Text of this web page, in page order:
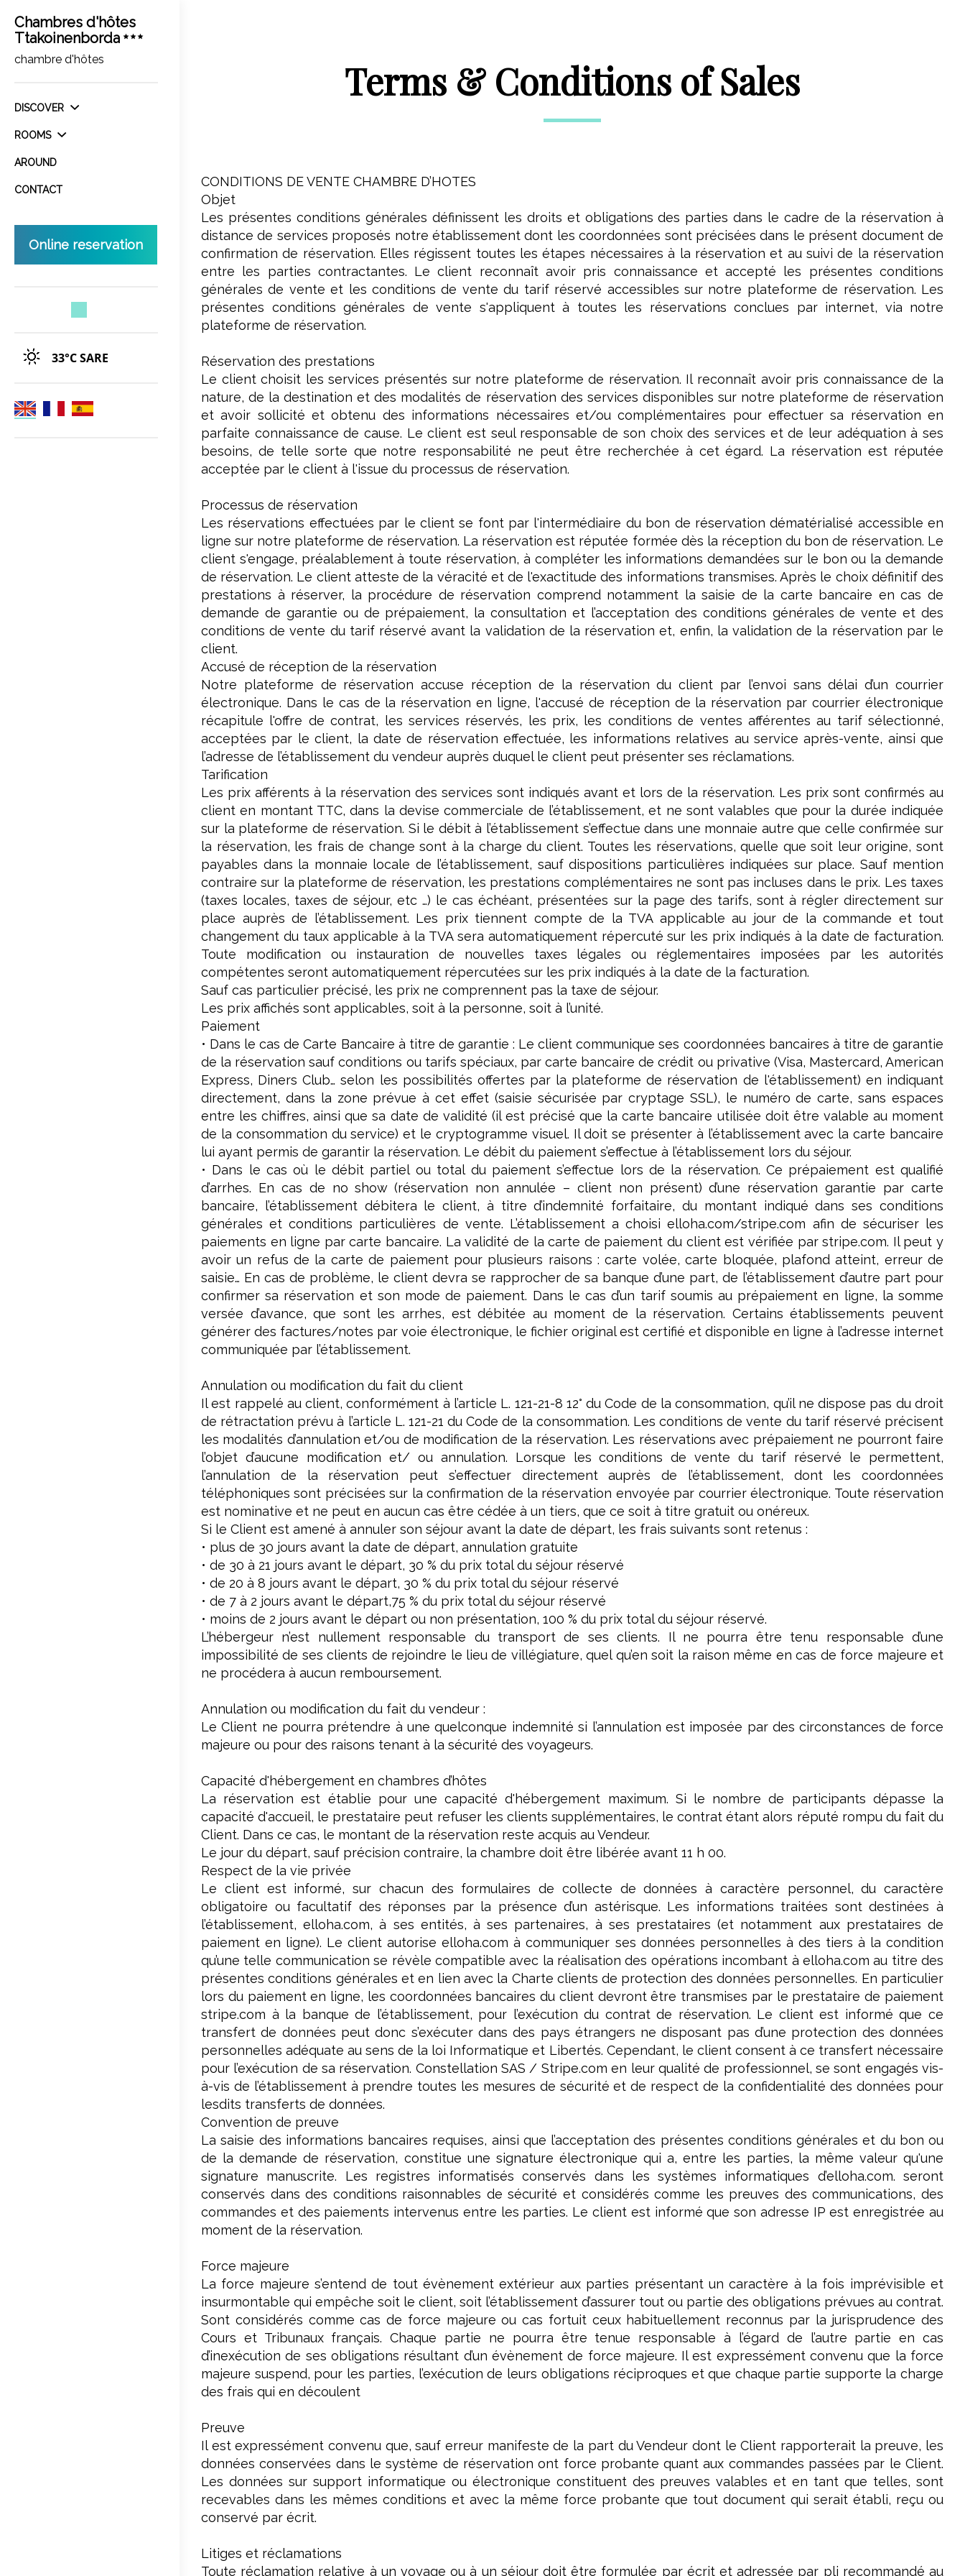
Chambres d'hôtes
Ttakoinenborda
chambre d'hôtes
DISCOVER
ROOMS
AROUND
CONTACT
Online reservation
33°CSARE
Terms & Conditions of Sales
CONDITIONS DE VENTE CHAMBRE D’HOTES
Objet
Les présentes conditions générales définissent les droits et obligations des parties dans le cadre de la réservation à
distance de services proposés notre établissement dont les coordonnées sont précisées dans le présent document de
confirmation de réservation. Elles régissent toutes les étapes nécessaires à la réservation et au suivi de la réservation
entre les parties contractantes. Le client reconnaît avoir pris connaissance et accepté les présentes conditions
générales de vente et les conditions de vente du tarif réservé accessibles sur notre plateforme de réservation. Les
présentes conditions générales de vente s'appliquent à toutes les réservations conclues par internet, via notre
plateforme de réservation.
Réservation des prestations
Le client choisit les services présentés sur notre plateforme de réservation. Il reconnaît avoir pris connaissance de la
nature, de la destination et des modalités de réservation des services disponibles sur notre plateforme de réservation
et avoir sollicité et obtenu des informations nécessaires et/ou complémentaires pour effectuer sa réservation en
parfaite connaissance de cause. Le client est seul responsable de son choix des services et de leur adéquation à ses
besoins, de telle sorte que notre responsabilité ne peut être recherchée à cet égard. La réservation est réputée
acceptée par le client à l'issue du processus de réservation.
Processus de réservation
Les réservations effectuées par le client se font par l'intermédiaire du bon de réservation dématérialisé accessible en
ligne sur notre plateforme de réservation. La réservation est réputée formée dès la réception du bon de réservation. Le
client s'engage, préalablement à toute réservation, à compléter les informations demandées sur le bon ou la demande
de réservation. Le client atteste de la véracité et de l'exactitude des informations transmises. Après le choix définitif des
prestations à réserver, la procédure de réservation comprend notamment la saisie de la carte bancaire en cas de
demande de garantie ou de prépaiement, la consultation et l’acceptation des conditions générales de vente et des
conditions de vente du tarif réservé avant la validation de la réservation et, enfin, la validation de la réservation par le
client.
Accusé de réception de la réservation
Notre plateforme de réservation accuse réception de la réservation du client par l’envoi sans délai d’un courrier
électronique. Dans le cas de la réservation en ligne, l'accusé de réception de la réservation par courrier électronique
récapitule l'offre de contrat, les services réservés, les prix, les conditions de ventes afférentes au tarif sélectionné,
acceptées par le client, la date de réservation effectuée, les informations relatives au service après-vente, ainsi que
l’adresse de l’établissement du vendeur auprès duquel le client peut présenter ses réclamations.
Tarification
Les prix afférents à la réservation des services sont indiqués avant et lors de la réservation. Les prix sont confirmés au
client en montant TTC, dans la devise commerciale de l’établissement, et ne sont valables que pour la durée indiquée
sur la plateforme de réservation. Si le débit à l’établissement s’effectue dans une monnaie autre que celle confirmée sur
la réservation, les frais de change sont à la charge du client. Toutes les réservations, quelle que soit leur origine, sont
payables dans la monnaie locale de l’établissement, sauf dispositions particulières indiquées sur place. Sauf mention
contraire sur la plateforme de réservation, les prestations complémentaires ne sont pas incluses dans le prix. Les taxes
(taxes locales, taxes de séjour, etc …) le cas échéant, présentées sur la page des tarifs, sont à régler directement sur
place auprès de l’établissement. Les prix tiennent compte de la TVA applicable au jour de la commande et tout
changement du taux applicable à la TVA sera automatiquement répercuté sur les prix indiqués à la date de facturation.
Toute modification ou instauration de nouvelles taxes légales ou réglementaires imposées par les autorités
compétentes seront automatiquement répercutées sur les prix indiqués à la date de la facturation.
Sauf cas particulier précisé, les prix ne comprennent pas la taxe de séjour.
Les prix affichés sont applicables, soit à la personne, soit à l’unité.
Paiement
• Dans le cas de Carte Bancaire à titre de garantie : Le client communique ses coordonnées bancaires à titre de garantie
de la réservation sauf conditions ou tarifs spéciaux, par carte bancaire de crédit ou privative (Visa, Mastercard, American
Express, Diners Club… selon les possibilités offertes par la plateforme de réservation de l'établissement) en indiquant
directement, dans la zone prévue à cet effet (saisie sécurisée par cryptage SSL), le numéro de carte, sans espaces
entre les chiffres, ainsi que sa date de validité (il est précisé que la carte bancaire utilisée doit être valable au moment
de la consommation du service) et le cryptogramme visuel. Il doit se présenter à l’établissement avec la carte bancaire
lui ayant permis de garantir la réservation. Le débit du paiement s’effectue à l’établissement lors du séjour.
• Dans le cas où le débit partiel ou total du paiement s’effectue lors de la réservation. Ce prépaiement est qualifié
d’arrhes. En cas de no show (réservation non annulée – client non présent) d’une réservation garantie par carte
bancaire, l’établissement débitera le client, à titre d’indemnité forfaitaire, du montant indiqué dans ses conditions
générales et conditions particulières de vente. L’établissement a choisi elloha.com/stripe.com afin de sécuriser les
paiements en ligne par carte bancaire. La validité de la carte de paiement du client est vérifiée par stripe.com. Il peut y
avoir un refus de la carte de paiement pour plusieurs raisons : carte volée, carte bloquée, plafond atteint, erreur de
saisie… En cas de problème, le client devra se rapprocher de sa banque d’une part, de l’établissement d’autre part pour
confirmer sa réservation et son mode de paiement. Dans le cas d’un tarif soumis au prépaiement en ligne, la somme
versée d’avance, que sont les arrhes, est débitée au moment de la réservation. Certains établissements peuvent
générer des factures/notes par voie électronique, le fichier original est certifié et disponible en ligne à l’adresse internet
communiquée par l’établissement.
Annulation ou modification du fait du client
Il est rappelé au client, conformément à l’article L. 121-21-8 12° du Code de la consommation, qu’il ne dispose pas du droit
de rétractation prévu à l’article L. 121-21 du Code de la consommation. Les conditions de vente du tarif réservé précisent
les modalités d’annulation et/ou de modification de la réservation. Les réservations avec prépaiement ne pourront faire
l’objet d’aucune modification et/ ou annulation. Lorsque les conditions de vente du tarif réservé le permettent,
l’annulation de la réservation peut s’effectuer directement auprès de l’établissement, dont les coordonnées
téléphoniques sont précisées sur la confirmation de la réservation envoyée par courrier électronique. Toute réservation
est nominative et ne peut en aucun cas être cédée à un tiers, que ce soit à titre gratuit ou onéreux.
Si le Client est amené à annuler son séjour avant la date de départ, les frais suivants sont retenus :
• plus de 30 jours avant la date de départ, annulation gratuite
• de 30 à 21 jours avant le départ, 30 % du prix total du séjour réservé
• de 20 à 8 jours avant le départ, 30 % du prix total du séjour réservé
• de 7 à 2 jours avant le départ,75 % du prix total du séjour réservé
• moins de 2 jours avant le départ ou non présentation, 100 % du prix total du séjour réservé.
L’hébergeur n’est nullement responsable du transport de ses clients. Il ne pourra être tenu responsable d’une
impossibilité de ses clients de rejoindre le lieu de villégiature, quel qu’en soit la raison même en cas de force majeure et
ne procédera à aucun remboursement.
Annulation ou modification du fait du vendeur :
Le Client ne pourra prétendre à une quelconque indemnité si l’annulation est imposée par des circonstances de force
majeure ou pour des raisons tenant à la sécurité des voyageurs.
Capacité d'hébergement en chambres d’hôtes
La réservation est établie pour une capacité d'hébergement maximum. Si le nombre de participants dépasse la
capacité d'accueil, le prestataire peut refuser les clients supplémentaires, le contrat étant alors réputé rompu du fait du
Client. Dans ce cas, le montant de la réservation reste acquis au Vendeur.
Le jour du départ, sauf précision contraire, la chambre doit être libérée avant 11 h 00.
Respect de la vie privée
Le client est informé, sur chacun des formulaires de collecte de données à caractère personnel, du caractère
obligatoire ou facultatif des réponses par la présence d’un astérisque. Les informations traitées sont destinées à
l’établissement, elloha.com, à ses entités, à ses partenaires, à ses prestataires (et notamment aux prestataires de
paiement en ligne). Le client autorise elloha.com à communiquer ses données personnelles à des tiers à la condition
qu’une telle communication se révèle compatible avec la réalisation des opérations incombant à elloha.com au titre des
présentes conditions générales et en lien avec la Charte clients de protection des données personnelles. En particulier
lors du paiement en ligne, les coordonnées bancaires du client devront être transmises par le prestataire de paiement
stripe.com à la banque de l’établissement, pour l’exécution du contrat de réservation. Le client est informé que ce
transfert de données peut donc s’exécuter dans des pays étrangers ne disposant pas d’une protection des données
personnelles adéquate au sens de la loi Informatique et Libertés. Cependant, le client consent à ce transfert nécessaire
pour l’exécution de sa réservation. Constellation SAS / Stripe.com en leur qualité de professionnel, se sont engagés vis-
à-vis de l’établissement à prendre toutes les mesures de sécurité et de respect de la confidentialité des données pour
lesdits transferts de données.
Convention de preuve
La saisie des informations bancaires requises, ainsi que l’acceptation des présentes conditions générales et du bon ou
de la demande de réservation, constitue une signature électronique qui a, entre les parties, la même valeur qu'une
signature manuscrite. Les registres informatisés conservés dans les systèmes informatiques d’elloha.com. seront
conservés dans des conditions raisonnables de sécurité et considérés comme les preuves des communications, des
commandes et des paiements intervenus entre les parties. Le client est informé que son adresse IP est enregistrée au
moment de la réservation.
Force majeure
La force majeure s’entend de tout évènement extérieur aux parties présentant un caractère à la fois imprévisible et
insurmontable qui empêche soit le client, soit l’établissement d’assurer tout ou partie des obligations prévues au contrat.
Sont considérés comme cas de force majeure ou cas fortuit ceux habituellement reconnus par la jurisprudence des
Cours et Tribunaux français. Chaque partie ne pourra être tenue responsable à l’égard de l’autre partie en cas
d’inexécution de ses obligations résultant d’un évènement de force majeure. Il est expressément convenu que la force
majeure suspend, pour les parties, l’exécution de leurs obligations réciproques et que chaque partie supporte la charge
des frais qui en découlent
Preuve
Il est expressément convenu que, sauf erreur manifeste de la part du Vendeur dont le Client rapporterait la preuve, les
données conservées dans le système de réservation ont force probante quant aux commandes passées par le Client.
Les données sur support informatique ou électronique constituent des preuves valables et en tant que telles, sont
recevables dans les mêmes conditions et avec la même force probante que tout document qui serait établi, reçu ou
conservé par écrit.
Litiges et réclamations
Toute réclamation relative à un voyage ou à un séjour doit être formulée par écrit et adressée par pli recommandé au